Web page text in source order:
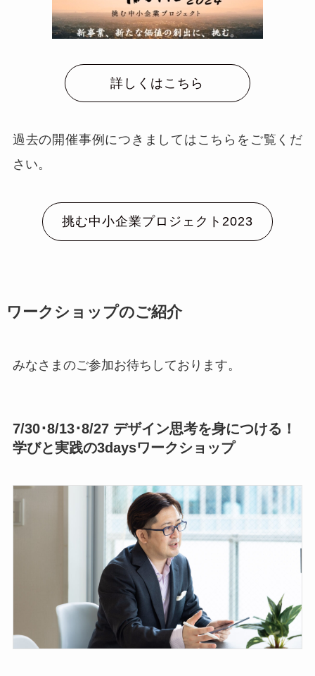
詳しくはこちら
過去の開催事例につきましてはこちらをご覧くだ
さい。
挑む中小企業プロジェクト2023
ワークショップのご紹介
みなさまのご参加お待ちしております。
7/30･8/13･8/27 デザイン思考を身につける！
学びと実践の3daysワークショップ